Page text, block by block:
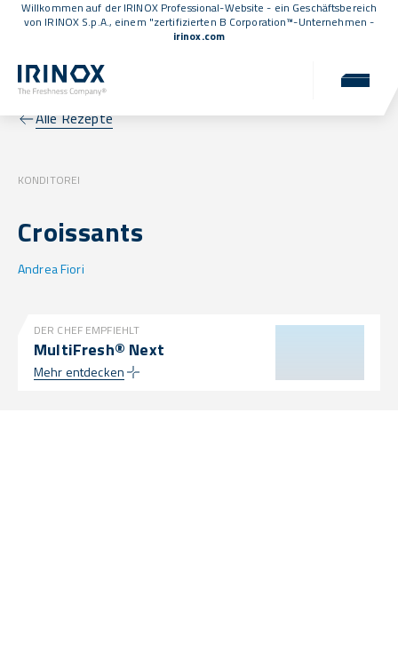
Willkommen auf der IRINOX Professional-Website - ein Geschäftsbereich
von IRINOX S.p.A., einem "zertifizierten B Corporation™-Unternehmen -
irinox.com
Alle Rezepte
KONDITOREI
Croissants
Andrea Fiori
DER CHEF EMPFIEHLT
MultiFresh® Next
Mehr entdecken